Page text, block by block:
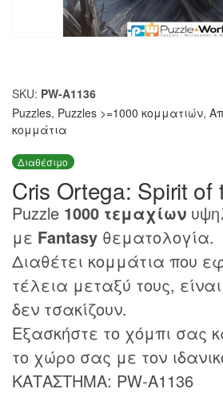
SKU: PW-A1136
Puzzles, Puzzles >=1000 κομματιών,
κομμάτια
Διαθέσιμο
Cris Ortega: Spirit of
Puzzle 1000 τεμαχίων
με Fantasy θεματολογία.
Διαθέτει κομμάτια που
τέλεια μεταξύ τους,
δεν τσακίζουν.
Εξασκήστε το χόμπι σας
το χώρο σας με τον
ΚΑΤΑΣΤΗΜΑ: PW-A1136